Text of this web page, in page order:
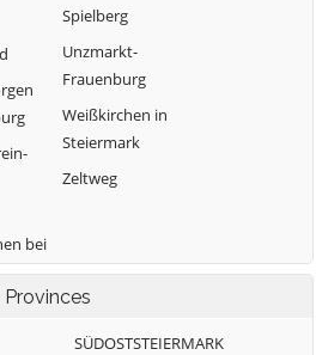
bei
Spielberg
Unzmarkt-
Frauenburg
Weißkirchen in
Steiermark
Zeltweg
Provinces
SÜDOSTSTEIERMARK